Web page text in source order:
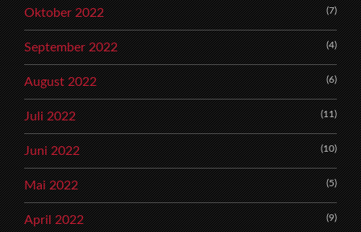
Oktober 2022 (7)
September 2022 (4)
August 2022 (6)
Juli 2022 (11)
Juni 2022 (10)
Mai 2022 (5)
April 2022 (9)